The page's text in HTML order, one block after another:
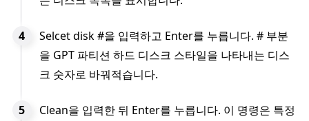
Selcet disk #을 입력하고 Enter를 누릅니다. # 부분
을 GPT 파티션 하드 디스크 스타일을 나타내는 디스
크 숫자로 바꿔적습니다.
Clean을 입력한 뒤 Enter를 누릅니다. 이 명령은 특정